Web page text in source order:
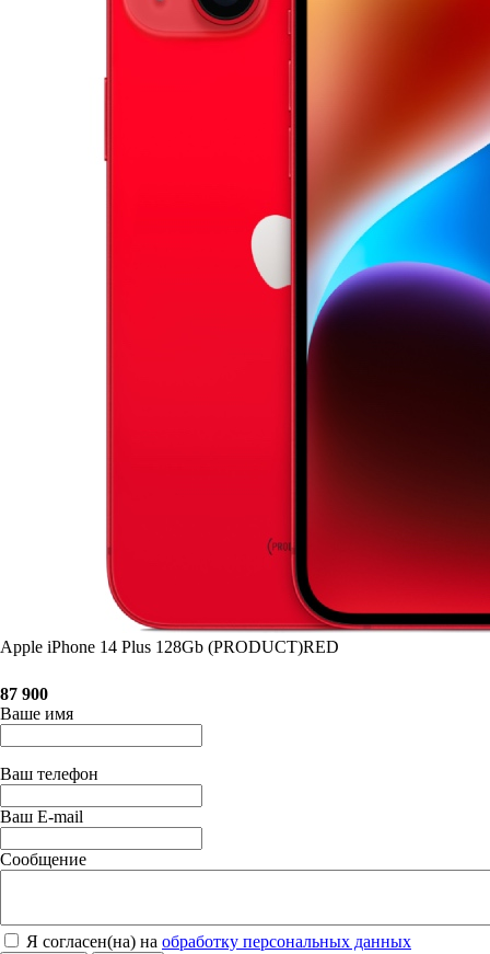
Apple iPhone 14 Plus 128Gb (PRODUCT)RED
87 900
Ваше имя
Ваш телефон
Ваш E-mail
Сообщение
Я согласен(на) на обработку персональных данных